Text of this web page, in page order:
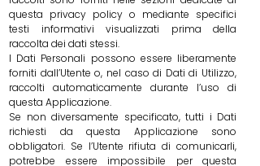
questa privacy policy o mediante specifici
testi informativi visualizzati prima della
raccolta dei dati stessi.
I Dati Personali possono essere liberamente
forniti dall’Utente o, nel caso di Dati di Utilizzo,
raccolti automaticamente durante l’uso di
questa Applicazione.
Se non diversamente specificato, tutti i Dati
richiesti da questa Applicazione sono
obbligatori. Se l’Utente rifiuta di comunicarli,
potrebbe essere impossibile per questa